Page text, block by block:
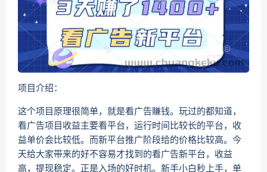
项目介绍：
这个项目原理很简单，就是看广告賺钱。玩过的都知道，
看广告项目收益主要看平台，运行时间比较长的平台，收
益单价会比较低。而新平台推广阶段给的价格比较高。今
天给大家带来的好不容易才找到的看广告新平台，收益
高，提现稳定。正是入场的好时机。新手小白秒上手，单